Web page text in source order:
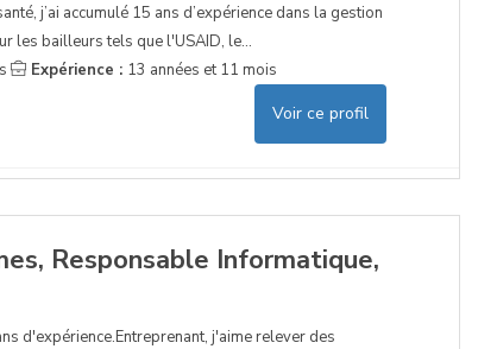
j’ai accumulé 15 ans d’expérience dans la gestion
les bailleurs tels que l'USAID, le...
Expérience : 13 années et 11 mois
Voir ce profil
Responsable Informatique,
d'expérience.Entreprenant, j'aime relever des